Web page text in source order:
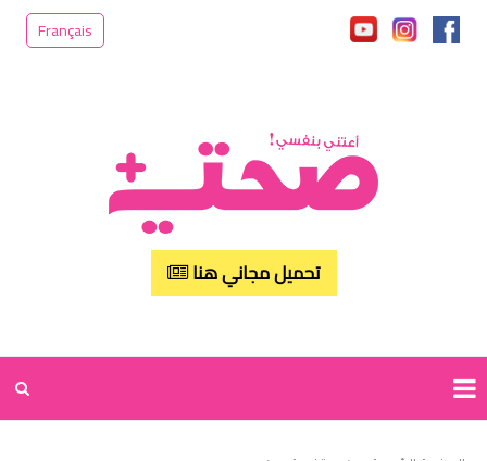
Français
تحميل مجاني هنا